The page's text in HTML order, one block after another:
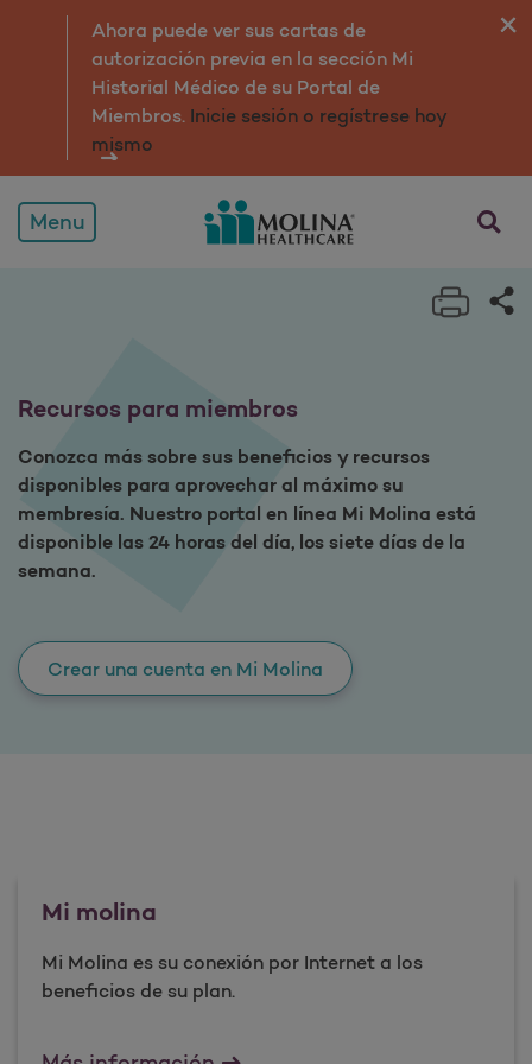
Recursos para afiliados
Ahora puede ver sus cartas de
autorización previa en la sección Mi
Historial Médico de su Portal de
Miembros. Inicie sesión o regístrese hoy
mismo
Menu
Print
Recursos para miembros
Conozca más sobre sus beneficios y recursos
disponibles para aprovechar al máximo su
membresía. Nuestro portal en línea Mi Molina está
disponible las 24 horas del día, los siete días de la
semana.
Crear una cuenta en Mi Molina
Mi molina
Mi Molina es su conexión por Internet a los
beneficios de su plan.​